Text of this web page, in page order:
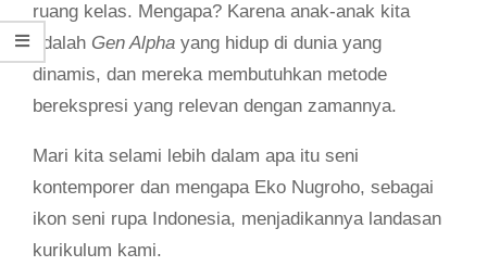
ruang kelas. Mengapa? Karena anak-anak kita
adalah Gen Alpha yang hidup di dunia yang
dinamis, dan mereka membutuhkan metode
berekspresi yang relevan dengan zamannya.
Mari kita selami lebih dalam apa itu seni
kontemporer dan mengapa Eko Nugroho, sebagai
ikon seni rupa Indonesia, menjadikannya landasan
kurikulum kami.